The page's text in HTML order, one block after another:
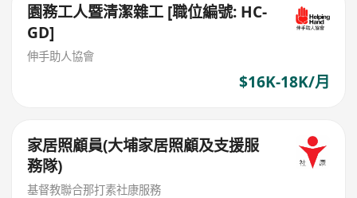
園務工人暨清潔雜工 [職位編號: HC-
GD]
伸手助人協會
$16K-18K/月
家居照顧員(大埔家居照顧及支援服
務隊)
基督教聯合那打素社康服務